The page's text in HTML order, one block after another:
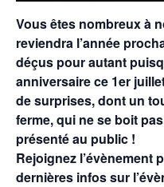
Vous êtes nombreux à
reviendra l’année
déçus pour autant
anniversaire ce 1er
de surprises, dont un
ferme, qui ne se boit
présenté au public !
Rejoignez l’évènement
dernières infos sur